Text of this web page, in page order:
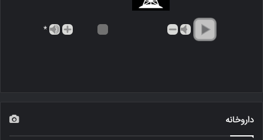
*
داروخانه